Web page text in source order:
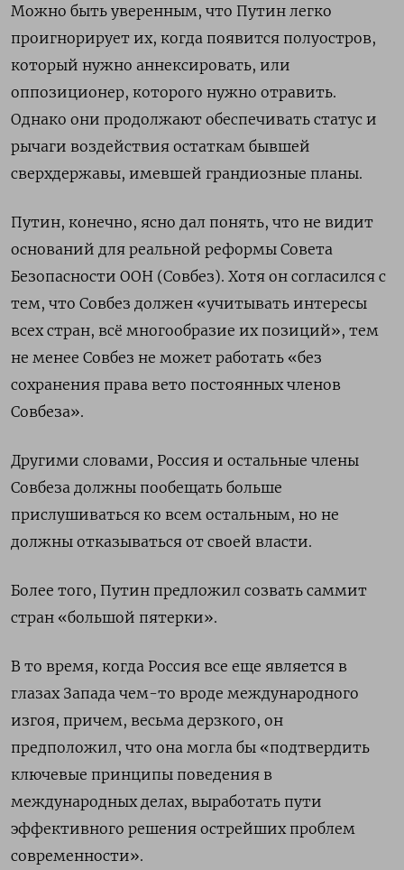
Можно быть уверенным, что Путин легко
проигнорирует их, когда появится полуостров,
который нужно аннексировать, или
оппозиционер, которого нужно отравить.
Однако они продолжают обеспечивать статус и
рычаги воздействия остаткам бывшей
сверхдержавы, имевшей грандиозные планы.
Путин, конечно, ясно дал понять, что не видит
оснований для реальной реформы Совета
Безопасности ООН (Совбез). Хотя он согласился с
тем, что Совбез должен «учитывать интересы
всех стран, всё многообразие их позиций», тем
не менее Совбез не может работать «без
сохранения права вето постоянных членов
Совбеза».
Другими словами, Россия и остальные члены
Совбеза должны пообещать больше
прислушиваться ко всем остальным, но не
должны отказываться от своей власти.
Более того, Путин предложил созвать саммит
стран «большой пятерки».
В то время, когда Россия все еще является в
глазах Запада чем-то вроде международного
изгоя, причем, весьма дерзкого, он
предположил, что она могла бы «подтвердить
ключевые принципы поведения в
международных делах, выработать пути
эффективного решения острейших проблем
современности».